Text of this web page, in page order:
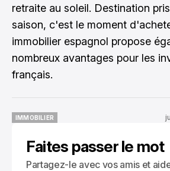
retraite au soleil. Destination
saison, c'est le moment
immobilier espagnol propose
nombreux avantages pour les
français.
IMMOBILIER
Faites passer le mot
Partagez-le avec vos amis et